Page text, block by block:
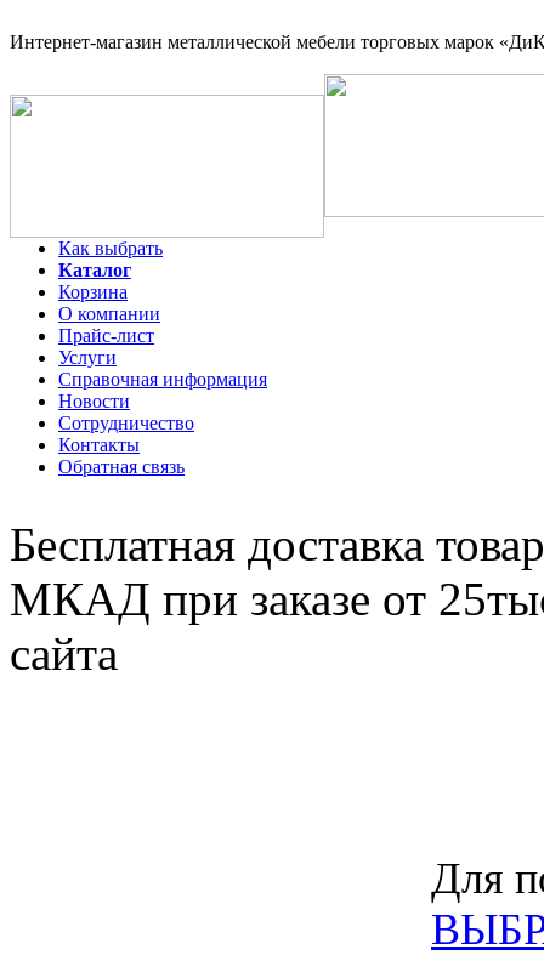
Интернет-магазин металлической мебели торговых марок
Как выбрать
Каталог
Корзина
О компании
Прайс-лист
Услуги
Справочная информация
Новости
Сотрудничество
Контакты
Обратная связь
Бесплатная доставка
МКАД при заказе от
сайта
Для